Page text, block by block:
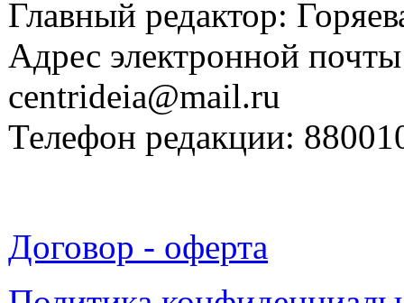
Главный редактор:
Адрес электронной
centrideia@mail.ru
Телефон редакции:
Договор - оферта